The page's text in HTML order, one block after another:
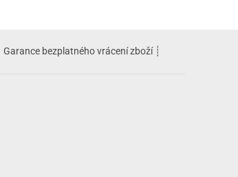
Garance bezplatného vrácení zboží┊